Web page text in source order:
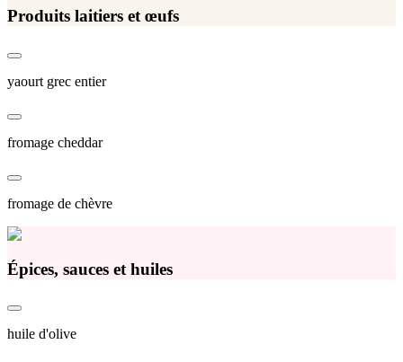
Produits laitiers et œufs
yaourt grec entier
fromage cheddar
fromage de chèvre
Épices, sauces et huiles
huile d'olive